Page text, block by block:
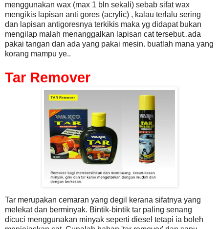
menggunakan wax (max 1 bln sekali) sebab sifat wax
mengikis lapisan anti gores (acrylic) , kalau terlalu sering
dan lapisan antigoresnya terkikis maka yg didapat bukan
mengilap malah menanggalkan lapisan cat tersebut..ada
pakai tangan dan ada yang pakai mesin. buatlah mana yang
korang mampu ye..
Tar Remover
Tar merupakan cemaran yang degil kerana sifatnya yang
melekat dan berminyak. Bintik-bintik tar paling senang
dicuci menggunakan minyak seperti diesel tetapi ia boleh